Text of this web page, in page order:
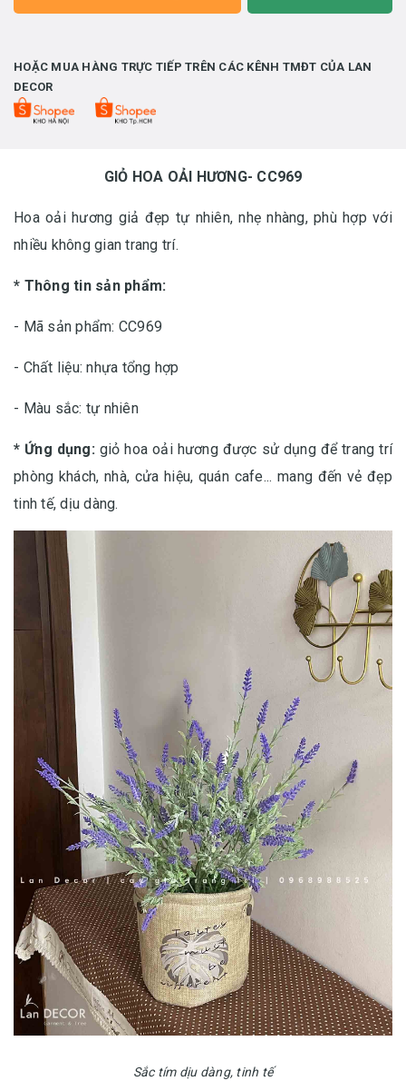
HOẶC MUA HÀNG TRỰC TIẾP TRÊN CÁC KÊNH TMĐT CỦA LAN
DECOR
GIỎ HOA OẢI HƯƠNG- CC969
Hoa oải hương giả đẹp tự nhiên, nhẹ nhàng, phù hợp với
nhiều không gian trang trí.
* Thông tin sản phẩm:
- Mã sản phẩm: CC969
- Chất liệu: nhựa tổng hợp
- Màu sắc: tự nhiên
* Ứng dụng:giỏ hoa oải hương được sử dụng để trang trí
phòng khách, nhà, cửa hiệu, quán cafe... mang đến vẻ đẹp
tinh tế, dịu dàng.
Sắc tím dịu dàng, tinh tế